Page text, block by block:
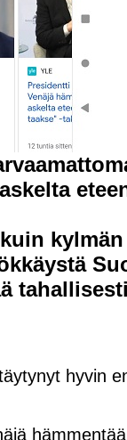
hyvin